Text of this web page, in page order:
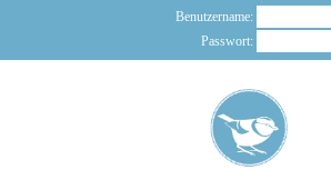
Benutzername:
Passwort: